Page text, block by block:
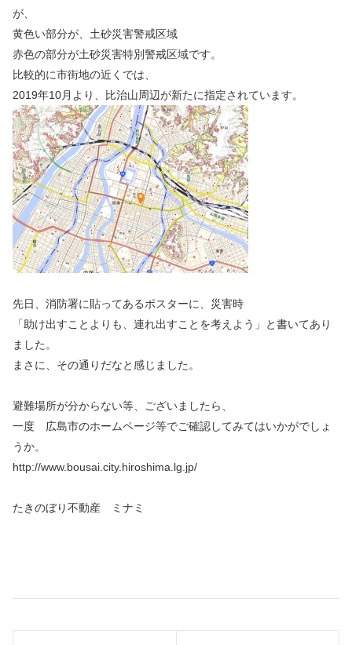
が、
黄色い部分が、土砂災害警戒区域
赤色の部分が土砂災害特別警戒区域です。
比較的に市街地の近くでは、
2019年10月より、比治山周辺が新たに指定されています。
先日、消防署に貼ってあるポスターに、災害時
「助け出すことよりも、連れ出すことを考えよう」と書いてあり
ました。
まさに、その通りだなと感じました。
避難場所が分からない等、ございましたら、
一度 広島市のホームページ等でご確認してみてはいかがでしょ
うか。
http://www.bousai.city.hiroshima.lg.jp/
たきのぼり不動産 ミナミ